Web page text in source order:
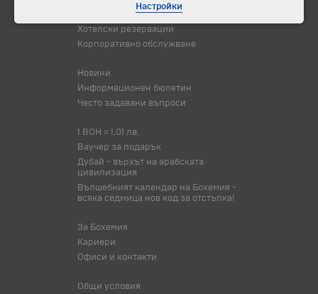
Самолетни билети
Хотелски резервации
Корпоративно обслужване
Новини
Информационен бюлетин
Често задавани въпроси
1 BOH = 1,01 лв.
Ваучер за подарък
Дубай - върхът на арабската
цивилизация
Вълшебният календар на Бохемия -
всяка седмица нов код за отстъпка!
За Бохемия
Кариери
Офиси и контакти
Общи условия
Настройки